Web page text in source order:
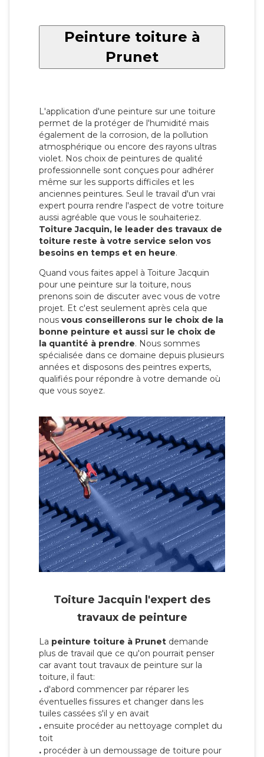
Peinture toiture à
Prunet
L'application d'une peinture sur une toiture
permet de la protéger de l'humidité mais
également de la corrosion, de la pollution
atmosphérique ou encore des rayons ultras
violet. Nos choix de peintures de qualité
professionnelle sont conçues pour adhérer
même sur les supports difficiles et les
anciennes peintures. Seul le travail d'un vrai
expert pourra rendre l'aspect de votre toiture
aussi agréable que vous le souhaiteriez.
Toiture Jacquin, le leader des travaux de
toiture reste à votre service selon vos
besoins en temps et en heure.
Quand vous faites appel à Toiture Jacquin
pour une peinture sur la toiture, nous
prenons soin de discuter avec vous de votre
projet. Et c'est seulement après cela que
nous vous conseillerons sur le choix de la
bonne peinture et aussi sur le choix de
la quantité à prendre. Nous sommes
spécialisée dans ce domaine depuis plusieurs
années et disposons des peintres experts,
qualifiés pour répondre à votre demande où
que vous soyez.
Toiture Jacquin l'expert des
travaux de peinture
La peinture toiture à Prunet demande
plus de travail que ce qu'on pourrait penser
car avant tout travaux de peinture sur la
toiture, il faut:
. d'abord commencer par réparer les
éventuelles fissures et changer dans les
tuiles cassées s'il y en avait
. ensuite procéder au nettoyage complet du
toit
. procéder à un demoussage de toiture pour